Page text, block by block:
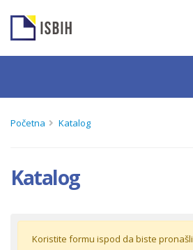
Početna Katalog
Katalog
Koristite formu ispod da biste